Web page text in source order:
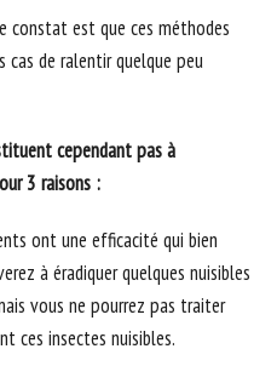
constat est que ces méthodes
cas de ralentir quelque peu
cependant pas à
3 raisons :
ont une efficacité qui bien
à éradiquer quelques nuisibles
vous ne pourrez pas traiter
ces insectes nuisibles.